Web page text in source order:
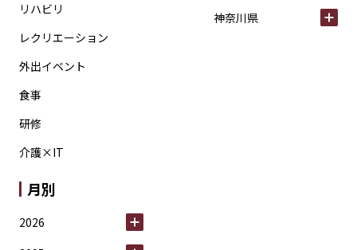
リハビリ
レクリエーション
外出イベント
食事
研修
介護×IT
神奈川県
月別
2026